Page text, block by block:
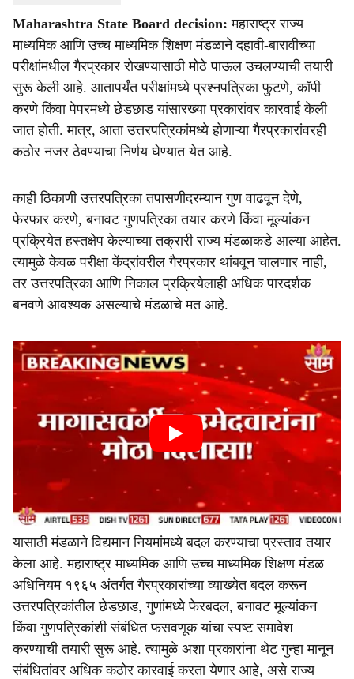
a
r
e
Maharashtra State Board decision: महाराष्ट्र राज्य
माध्यमिक आणि उच्च माध्यमिक शिक्षण मंडळाने दहावी-बारावीच्या
परीक्षांमधील गैरप्रकार रोखण्यासाठी मोठे पाऊल उचलण्याची तयारी
सुरू केली आहे. आतापर्यंत परीक्षांमध्ये प्रश्नपत्रिका फुटणे, कॉपी
करणे किंवा पेपरमध्ये छेडछाड यांसारख्या प्रकारांवर कारवाई केली
जात होती. मात्र, आता उत्तरपत्रिकांमध्ये होणाऱ्या गैरप्रकारांवरही
कठोर नजर ठेवण्याचा निर्णय घेण्यात येत आहे.
काही ठिकाणी उत्तरपत्रिका तपासणीदरम्यान गुण वाढवून देणे,
फेरफार करणे, बनावट गुणपत्रिका तयार करणे किंवा मूल्यांकन
प्रक्रियेत हस्तक्षेप केल्याच्या तक्रारी राज्य मंडळाकडे आल्या आहेत.
त्यामुळे केवळ परीक्षा केंद्रांवरील गैरप्रकार थांबवून चालणार नाही,
तर उत्तरपत्रिका आणि निकाल प्रक्रियेलाही अधिक पारदर्शक
बनवणे आवश्यक असल्याचे मंडळाचे मत आहे.
यासाठी मंडळाने विद्यमान नियमांमध्ये बदल करण्याचा प्रस्ताव तयार
केला आहे. महाराष्ट्र माध्यमिक आणि उच्च माध्यमिक शिक्षण मंडळ
अधिनियम १९६५ अंतर्गत गैरप्रकारांच्या व्याख्येत बदल करून
उत्तरपत्रिकांतील छेडछाड, गुणांमध्ये फेरबदल, बनावट मूल्यांकन
किंवा गुणपत्रिकांशी संबंधित फसवणूक यांचा स्पष्ट समावेश
करण्याची तयारी सुरू आहे. त्यामुळे अशा प्रकारांना थेट गुन्हा मानून
संबंधितांवर अधिक कठोर कारवाई करता येणार आहे, असे राज्य